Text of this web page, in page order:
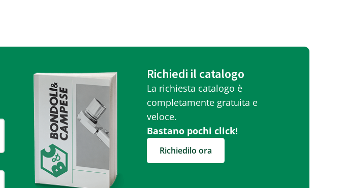
Richiedi il catalogo
La richiesta catalogo è
completamente gratuita e
veloce.
Bastano pochi click!
Richiedilo ora